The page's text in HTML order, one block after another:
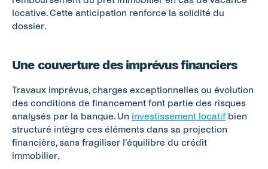
locative. Cette anticipation renforce la solidité du
dossier.
Une couverture des imprévus financiers
Travaux imprévus, charges exceptionnelles ou évolution
des conditions de financement font partie des risques
analysés par la banque. Un investissement locatif bien
structuré intègre ces éléments dans sa projection
financière, sans fragiliser l’équilibre du crédit
immobilier.